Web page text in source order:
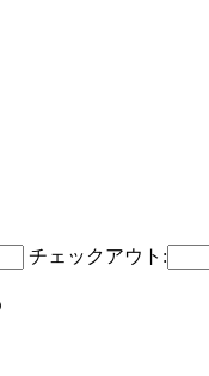
チェックアウト: